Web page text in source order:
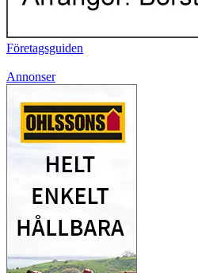
Företagsguiden
Annonser